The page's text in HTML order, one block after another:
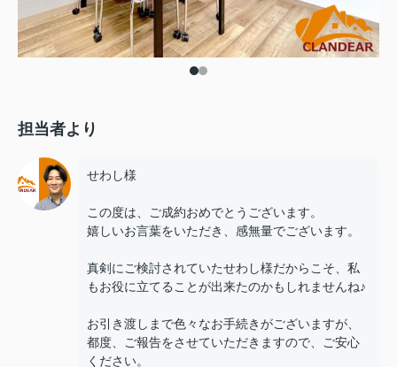
担当者より
せわし様
この度は、ご成約おめでとうございます。
嬉しいお言葉をいただき、感無量でございます。
真剣にご検討されていたせわし様だからこそ、私
もお役に立てることが出来たのかもしれませんね♪
お引き渡しまで色々なお手続きがございますが、
都度、ご報告をさせていただきますので、ご安心
ください。